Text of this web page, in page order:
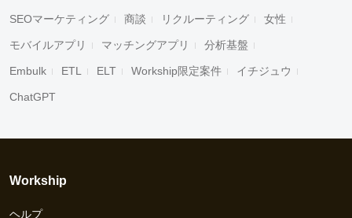
SEOマーケティング 商談 リクルーティング 女性
モバイルアプリ マッチングアプリ 分析基盤
Embulk ETL ELT Workship限定案件 イチジュウ
ChatGPT
Workship
ヘルプ